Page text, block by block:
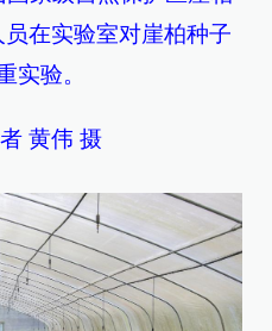
在实验室对崖柏种子
实验。
黄伟 摄